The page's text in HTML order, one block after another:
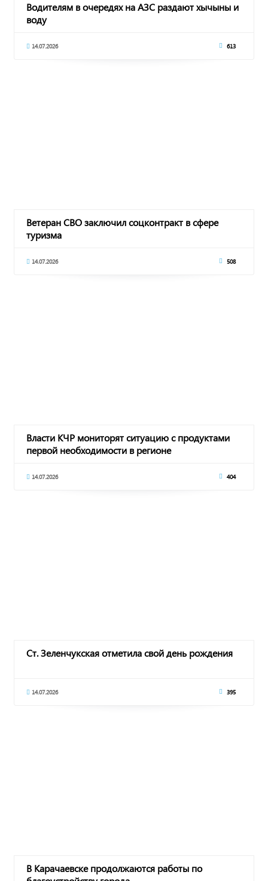
Водителям в очередях на АЗС раздают хычыны и
воду
14.07.2026 613
Ветеран СВО заключил соцконтракт в сфере
туризма
14.07.2026 508
Власти КЧР мониторят ситуацию с продуктами
первой необходимости в регионе
14.07.2026 404
Ст. Зеленчукская отметила свой день рождения
14.07.2026 395
В Карачаевске продолжаются работы по